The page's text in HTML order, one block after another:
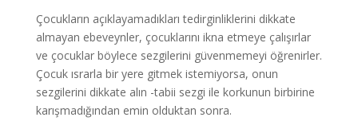
Çocukların açıklayamadıkları tedirginliklerini dikkate
almayan ebeveynler, çocuklarını ikna etmeye çalışırlar
ve çocuklar böylece sezgilerini güvenmemeyi öğrenirler.
Çocuk ısrarla bir yere gitmek istemiyorsa, onun
sezgilerini dikkate alın -tabii sezgi ile korkunun birbirine
karışmadığından emin olduktan sonra.